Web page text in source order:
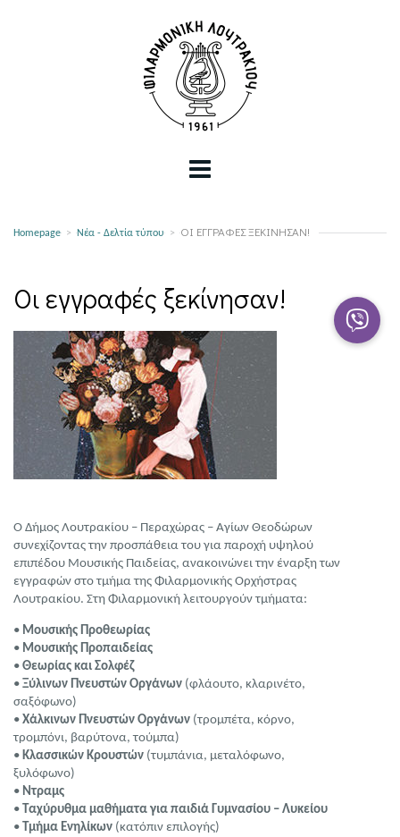
Homepage > Νέα - Δελτία τύπου > ΟΙ ΕΓΓΡΑΦΈΣ ΞΕΚΊΝΗΣΑΝ!
Οι εγγραφές ξεκίνησαν!
Ο Δήμος Λουτρακίου – Περαχώρας – Αγίων Θεοδώρων
συνεχίζοντας την προσπάθεια του για παροχή υψηλού
επιπέδου Μουσικής Παιδείας, ανακοινώνει την έναρξη των
εγγραφών στο τμήμα της Φιλαρμονικής Ορχήστρας
Λουτρακίου. Στη Φιλαρμονική λειτουργούν τμήματα:
• Μουσικής Προθεωρίας
• Μουσικής Προπαιδείας
• Θεωρίας και Σολφέζ
• Ξύλινων Πνευστών Οργάνων (φλάουτο, κλαρινέτο,
σαξόφωνο)
• Χάλκινων Πνευστών Οργάνων (τρομπέτα, κόρνο,
τρομπόνι, βαρύτονα, τούμπα)
• Κλασσικών Κρουστών (τυμπάνια, μεταλόφωνο,
ξυλόφωνο)
• Ντραμς
•
Ταχύρυθμα μαθήματα για παιδιά Γυμνασίου – Λυκείου
•
Τμήμα Ενηλίκων (κατόπιν επιλογής)